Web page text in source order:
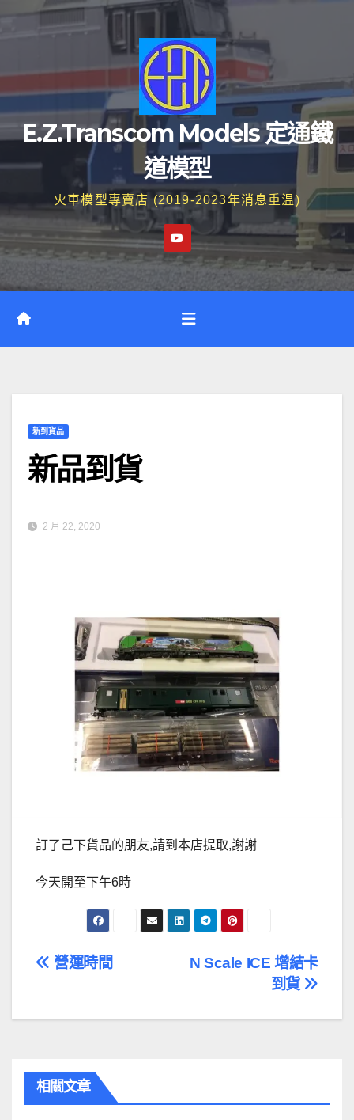
E.Z.Transcom Models 定通鐵
道模型
火車模型專賣店 (2019-2023年消息重温)
新到貨品
新品到貨
2 月 22, 2020
訂了己下貨品的朋友,請到本店提取,謝謝
今天開至下午6時
文
覽
N Scale ICE 增結卡
到貨
營運時間
相關文章